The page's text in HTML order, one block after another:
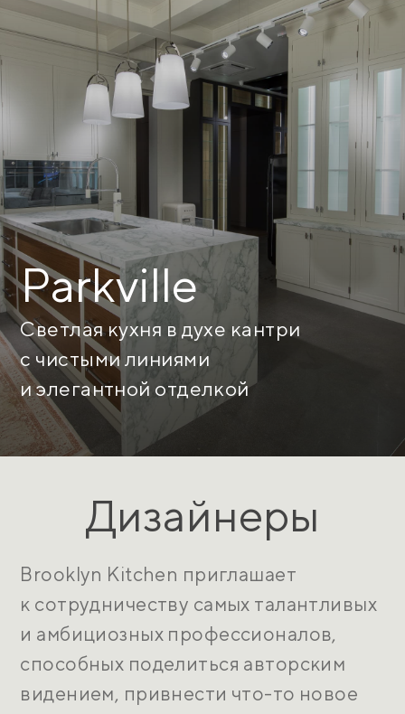
Parkville
Светлая кухня в духе кантри
с чистыми линиями
и элегантной отделкой
Дизайнеры
Brooklyn Kitchen приглашает
к сотрудничеству самых талантливых
и амбициозных профессионалов,
способных поделиться авторским
видением, привнести что-то новое